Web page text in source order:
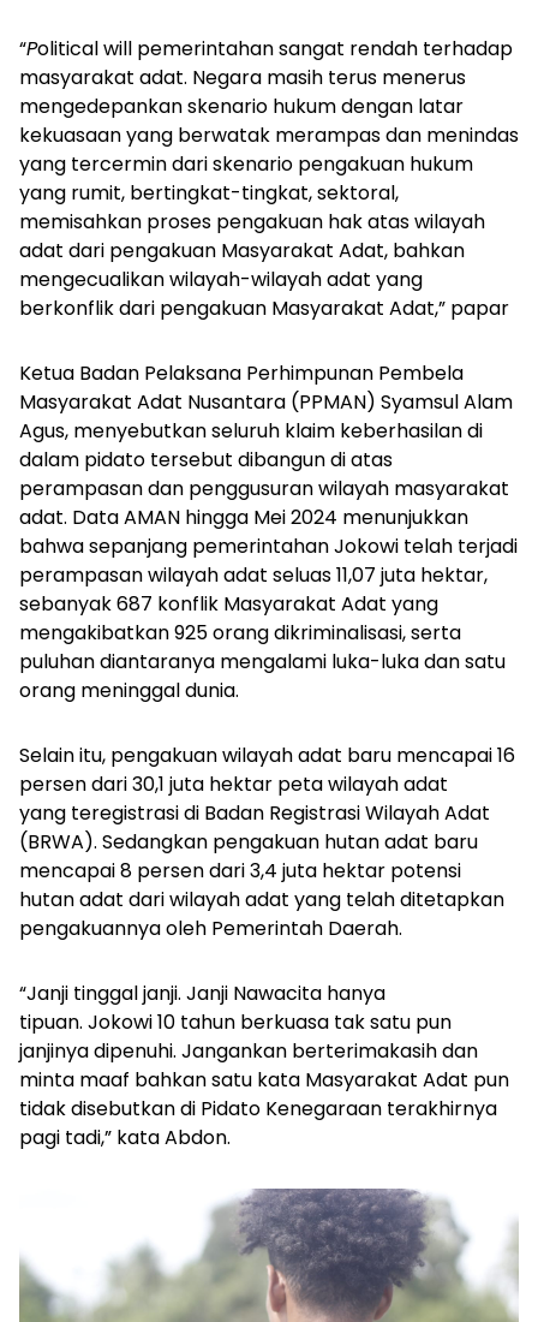
“Political will pemerintahan sangat rendah terhadap
masyarakat adat. Negara masih terus menerus
mengedepankan skenario hukum dengan latar
kekuasaan yang berwatak merampas dan menindas
yang tercermin dari skenario pengakuan hukum
yang rumit, bertingkat-tingkat, sektoral,
memisahkan proses pengakuan hak atas wilayah
adat dari pengakuan Masyarakat Adat, bahkan
mengecualikan wilayah-wilayah adat yang
berkonflik dari pengakuan Masyarakat Adat,” papar
Ketua Badan Pelaksana Perhimpunan Pembela
Masyarakat Adat Nusantara (PPMAN) Syamsul Alam
Agus, menyebutkan seluruh klaim keberhasilan di
dalam pidato tersebut dibangun di atas
perampasan dan penggusuran wilayah masyarakat
adat. Data AMAN hingga Mei 2024 menunjukkan
bahwa sepanjang pemerintahan Jokowi telah terjadi
perampasan wilayah adat seluas 11,07 juta hektar,
sebanyak 687 konflik Masyarakat Adat yang
mengakibatkan 925 orang dikriminalisasi, serta
puluhan diantaranya mengalami luka-luka dan satu
orang meninggal dunia.
Selain itu, pengakuan wilayah adat baru mencapai 16
persen dari 30,1 juta hektar peta wilayah adat
yang teregistrasi di Badan Registrasi Wilayah Adat
(BRWA). Sedangkan pengakuan hutan adat baru
mencapai 8 persen dari 3,4 juta hektar potensi
hutan adat dari wilayah adat yang telah ditetapkan
pengakuannya oleh Pemerintah Daerah.
“Janji tinggal janji. Janji Nawacita hanya
tipuan. Jokowi 10 tahun berkuasa tak satu pun
janjinya dipenuhi. Jangankan berterimakasih dan
minta maaf bahkan satu kata Masyarakat Adat pun
tidak disebutkan di Pidato Kenegaraan terakhirnya
pagi tadi,” kata Abdon.